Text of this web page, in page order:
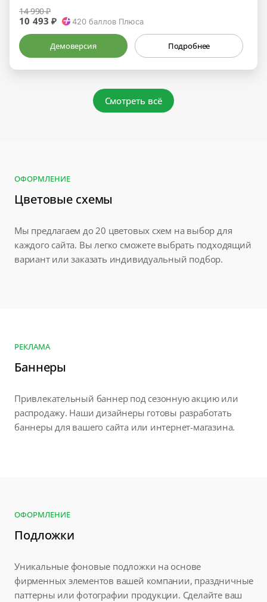
14 990 ₽
10 493 ₽ 420баллов Плюса
Демоверсия Подробнее
Смотреть всё
ОФОРМЛЕНИЕ
Цветовые схемы
Мы предлагаем до 20 цветовых схем на выбор для
каждого сайта. Вы легко сможете выбрать подходящий
вариант или заказать индивидуальный подбор.
РЕКЛАМА
Баннеры
Привлекательный баннер под сезонную акцию или
распродажу. Наши дизайнеры готовы разработать
баннеры для вашего сайта или интернет-магазина.
ОФОРМЛЕНИЕ
Подложки
Уникальные фоновые подложки на основе
фирменных элементов вашей компании, праздничные
паттерны или фотографии продукции. Сделайте ваш